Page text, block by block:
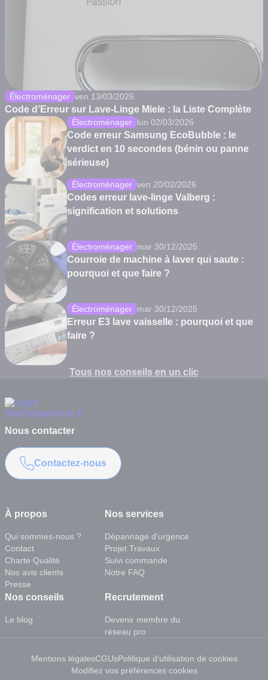
Électroménager ven 13/03/2026
Code d’Erreur sur Lave-Linge Miele : la Liste Complète
Électroménager lun 02/03/2026
Code erreur Samsung EcoBubble : le
verdict en 10 secondes (bénin ou panne
sérieuse)
Électroménager ven 20/02/2026
Codes erreur lave-linge Valberg :
signification et solutions
Électroménager mar 30/12/2025
Courroie de machine à laver qui saute :
pourquoi et que faire ?
Électroménager mar 30/12/2025
Erreur E3 lave vaisselle : pourquoi et que
faire ?
Tous nos conseils en un clic
À propos
Qui sommes-nous ?
Contact
Charte Qualité
Nos avis clients
Presse
Nos services
Dépannage d'urgence
Projet Travaux
Suivi commande
Notre FAQ
Nos conseils
Le blog
Recrutement
Devenir membre du
réseau pro
Nous contacter
Contactez-nous
Mentions légalesCGUsPolitique d'utilisation de cookies
Modifiez vos préférences cookies